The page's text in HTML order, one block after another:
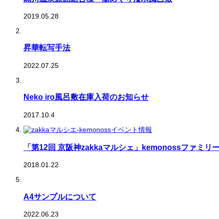
2019.05.28
昇華転写手法
2022.07.25
Neko iro風呂敷在庫入荷のお知らせ
2017.10.4
「第12回 京阪神zakkaマルシェ」kemonossファミリ
2018.01.22
A4サンプルについて
2022.06.23